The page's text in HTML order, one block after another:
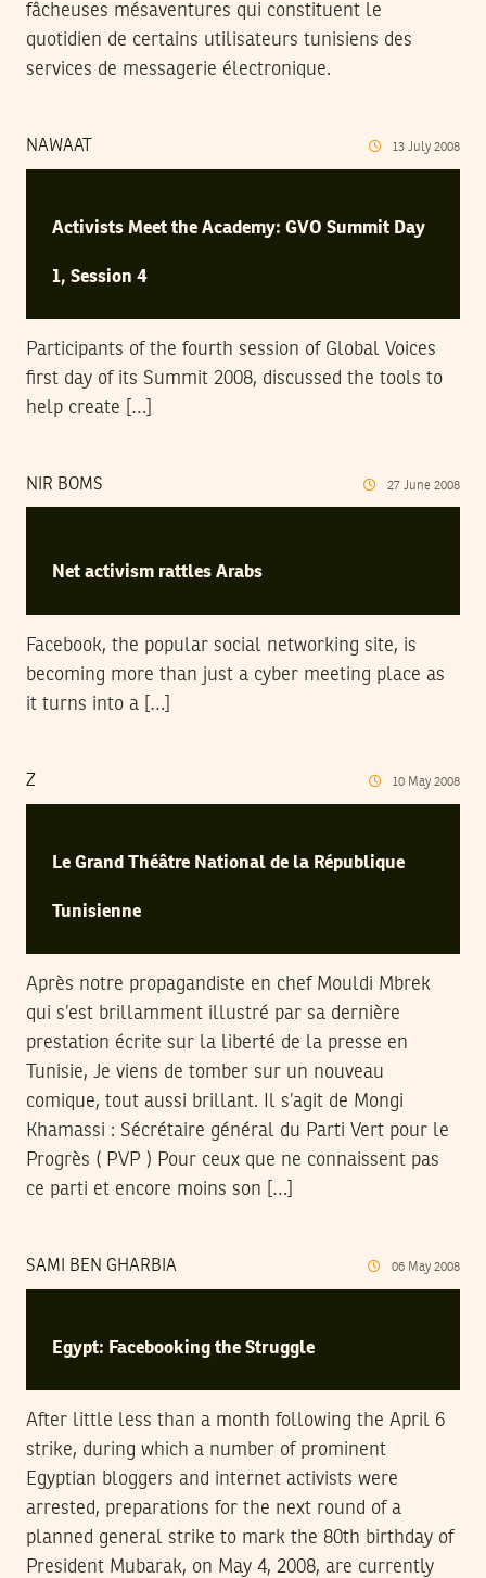
fâcheuses mésaventures qui constituent le
quotidien de certains utilisateurs tunisiens des
services de messagerie électronique.
NAWAAT 13 July 2008
Activists Meet the Academy: GVO Summit Day
1, Session 4
Participants of the fourth session of Global Voices
first day of its Summit 2008, discussed the tools to
help create […]
NIR BOMS 27 June 2008
Net activism rattles Arabs
Facebook, the popular social networking site, is
becoming more than just a cyber meeting place as
it turns into a […]
Z 10 May 2008
Le Grand Théâtre National de la République
Tunisienne
Après notre propagandiste en chef Mouldi Mbrek
qui s’est brillamment illustré par sa dernière
prestation écrite sur la liberté de la presse en
Tunisie, Je viens de tomber sur un nouveau
comique, tout aussi brillant. Il s’agit de Mongi
Khamassi : Sécrétaire général du Parti Vert pour le
Progrès ( PVP ) Pour ceux que ne connaissent pas
ce parti et encore moins son […]
SAMI BEN GHARBIA 06 May 2008
Egypt: Facebooking the Struggle
After little less than a month following the April 6
strike, during which a number of prominent
Egyptian bloggers and internet activists were
arrested, preparations for the next round of a
planned general strike to mark the 80th birthday of
President Mubarak, on May 4, 2008, are currently